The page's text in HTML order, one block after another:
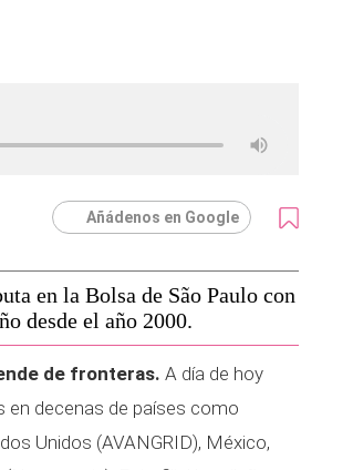
Añádenos en Google
en la Bolsa de São Paulo con
desde el año 2000.
de fronteras. A día de hoy
en decenas de países como
Unidos (AVANGRID), México,